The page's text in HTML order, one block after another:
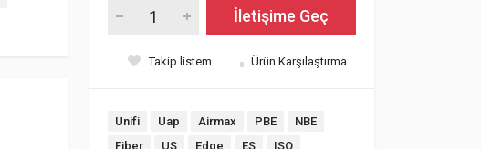
İletişime Geç
Takip listem Ürün Karşılaştırma
Unifi Uap Airmax PBE
NBE
Fiber
US Edge ES
ISO